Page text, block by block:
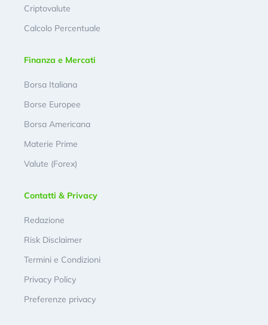
Criptovalute
Calcolo Percentuale
Finanza e Mercati
Borsa Italiana
Borse Europee
Borsa Americana
Materie Prime
Valute (Forex)
Contatti & Privacy
Redazione
Risk Disclaimer
Termini e Condizioni
Privacy Policy
Preferenze privacy